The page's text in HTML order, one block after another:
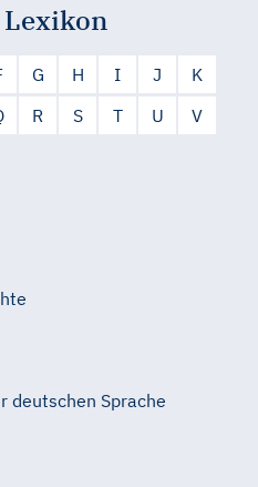
G H I J
K
R S T U
V
deutschen Sprache